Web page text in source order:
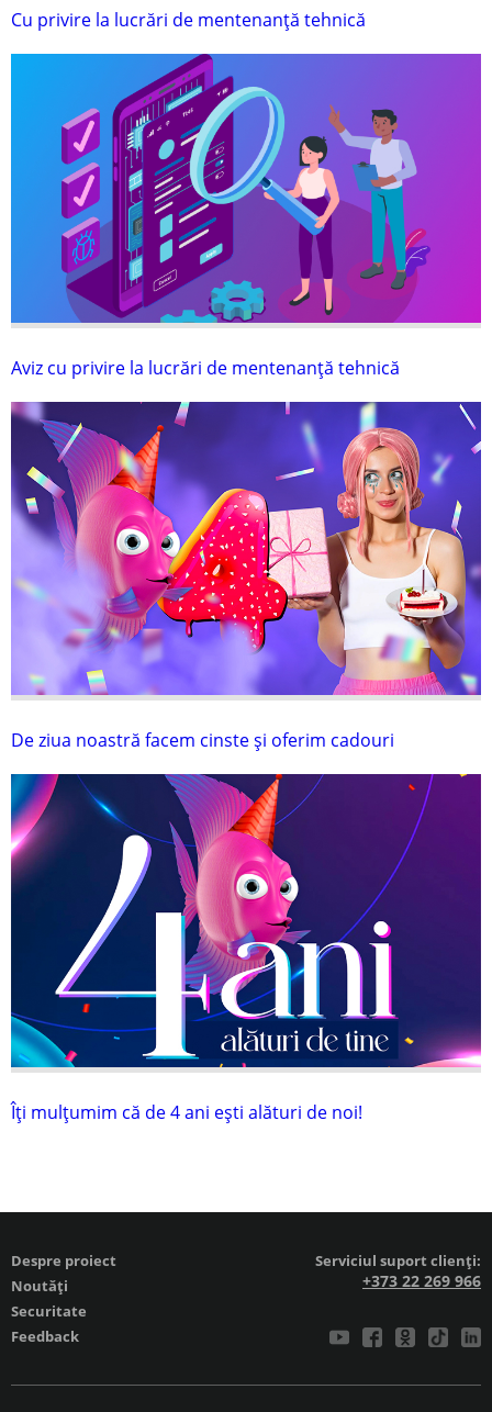
Cu privire la lucrări de mentenanţă tehnică
Aviz cu privire la lucrări de mentenanţă tehnică
De ziua noastră facem cinste și oferim cadouri
Îți mulțumim că de 4 ani ești alături de noi!
Despre proiect
Noutăți
Securitate
Feedback
Serviciul suport clienți:
+373 22 269 966